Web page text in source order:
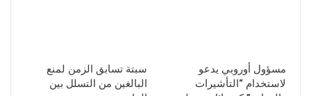
مسؤول أوروبي يدعو
لاستخدام “التأشيرات
سبتة تسابق الزمن لمنع
البالغين من التسلل بين